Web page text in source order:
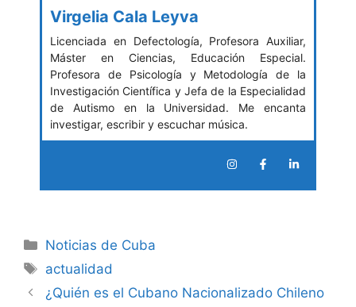
Virgelia Cala Leyva
Licenciada en Defectología, Profesora Auxiliar,
Máster en Ciencias, Educación Especial.
Profesora de Psicología y Metodología de la
Investigación Científica y Jefa de la Especialidad
de Autismo en la Universidad. Me encanta
investigar, escribir y escuchar música.
Categories
Noticias de Cuba
Tags
actualidad
¿Quién es el Cubano Nacionalizado Chileno